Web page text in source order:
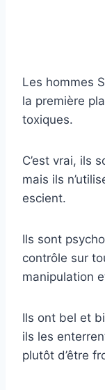
Les hommes
la première
toxiques.
C’est vrai, ils
mais ils
escient.
Ils sont
contrôle sur
manipulation
Ils ont bel et
ils les
plutôt d’être